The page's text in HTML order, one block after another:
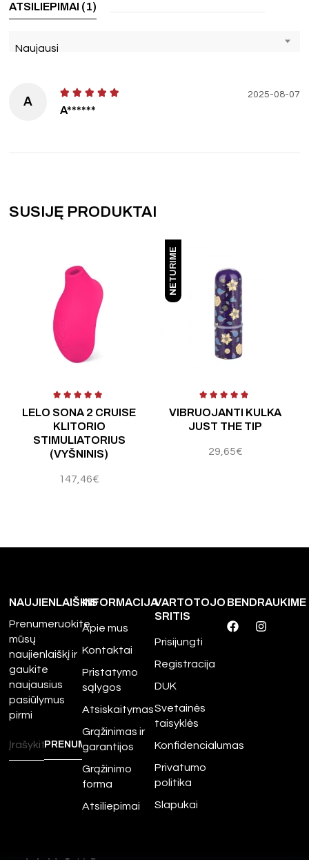
ATSILIEPIMAI (1)
Naujausi
A
A******
2025-08-07
SUSIJĘ PRODUKTAI
LELO SONA 2 CRUISE
KLITORIO
STIMULIATORIUS
(VYŠNINIS)
147,46€
NETURIME
VIBRUOJANTI KULKA
JUST THE TIP
29,65€
Įvertinimas:5.00 Įvertinimas:5.00
NAUJIENLAIŠKIS
Prenumeruokite
mūsų
naujienlaiškį ir
gaukite
naujausius
pasiūlymus
pirmi
INFORMACIJA
Apie mus
Kontaktai
Pristatymo
sąlygos
Atsiskaitymas
Grąžinimas ir
garantijos
Grąžinimo
forma
Atsiliepimai
VARTOTOJO
SRITIS
Prisijungti
Registracija
DUK
Svetainės
taisyklės
Konfidencialumas
Privatumo
politika
Slapukai
BENDRAUKIME